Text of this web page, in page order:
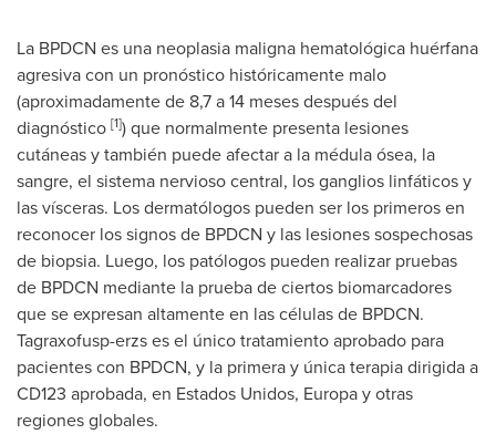
La BPDCN es una neoplasia maligna hematológica huérfana
agresiva con un pronóstico históricamente malo
(aproximadamente de 8,7 a 14 meses después del
diagnóstico [1]) que normalmente presenta lesiones
cutáneas y también puede afectar a la médula ósea, la
sangre, el sistema nervioso central, los ganglios linfáticos y
las vísceras. Los dermatólogos pueden ser los primeros en
reconocer los signos de BPDCN y las lesiones sospechosas
de biopsia. Luego, los patólogos pueden realizar pruebas
de BPDCN mediante la prueba de ciertos biomarcadores
que se expresan altamente en las células de BPDCN.
Tagraxofusp-erzs es el único tratamiento aprobado para
pacientes con BPDCN, y la primera y única terapia dirigida a
CD123 aprobada, en Estados Unidos, Europa y otras
regiones globales.